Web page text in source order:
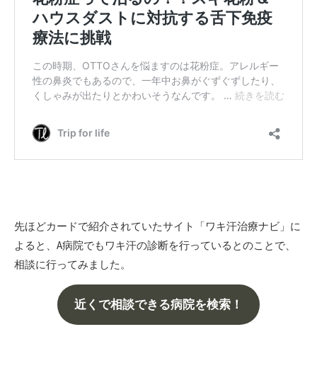
先ほどカードで紹介されていたサイト「ワキ汗治療ナビ」に
よると、A病院でもワキ汗の診断を行っているとのことで、
相談に行ってみました。
近くで相談できる病院を検索！